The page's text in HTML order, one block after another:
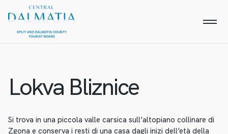
Lokva Bliznice
Si trova in una piccola valle carsica sull’altopiano collinare di
Zgona e conserva i resti di una casa dagli inizi dell’età della